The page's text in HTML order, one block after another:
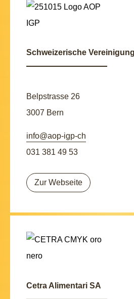
Schweizerische
Belpstrasse 26
3007 Bern
info@aop-igp-ch
031 381 49 53
Zur Webseite
Cetra Alimentari SA